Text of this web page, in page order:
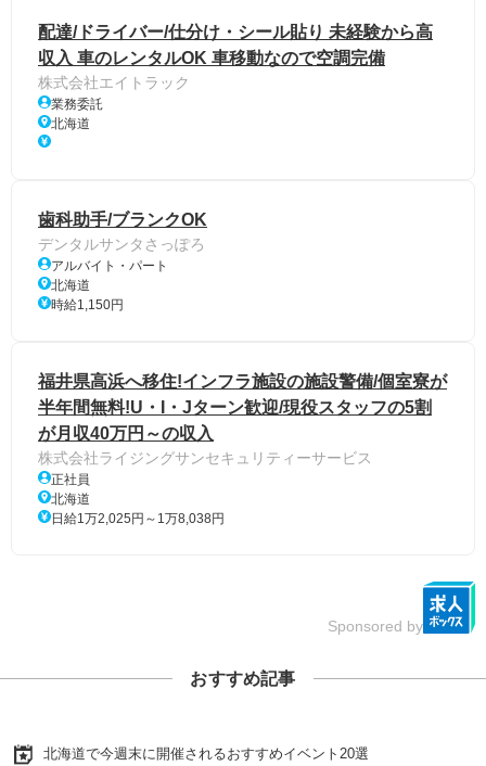
配達/ドライバー/仕分け・シール貼り 未経験から高
収入 車のレンタルOK 車移動なので空調完備
株式会社エイトラック
業務委託
北海道
歯科助手/ブランクOK
デンタルサンタさっぽろ
アルバイト・パート
北海道
時給1,150円
福井県高浜へ移住!インフラ施設の施設警備/個室寮が
半年間無料!U・I・Jターン歓迎/現役スタッフの5割
が月収40万円～の収入
株式会社ライジングサンセキュリティーサービス
正社員
北海道
日給1万2,025円～1万8,038円
Sponsored by
おすすめ記事
北海道で今週末に開催されるおすすめイベント20選